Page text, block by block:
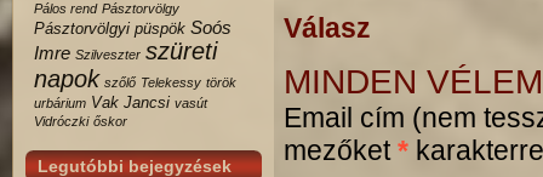
Pálos rend Pásztorvölgy
Pásztorvölgyi püspök Soós
Imre Szilveszter szüreti
napok szőlő Telekessy török
urbárium Vak Jancsi vasút
Vidróczki őskor
Legutóbbi bejegyzések
Válasz
MINDEN
Email cím (nem
mezőket*